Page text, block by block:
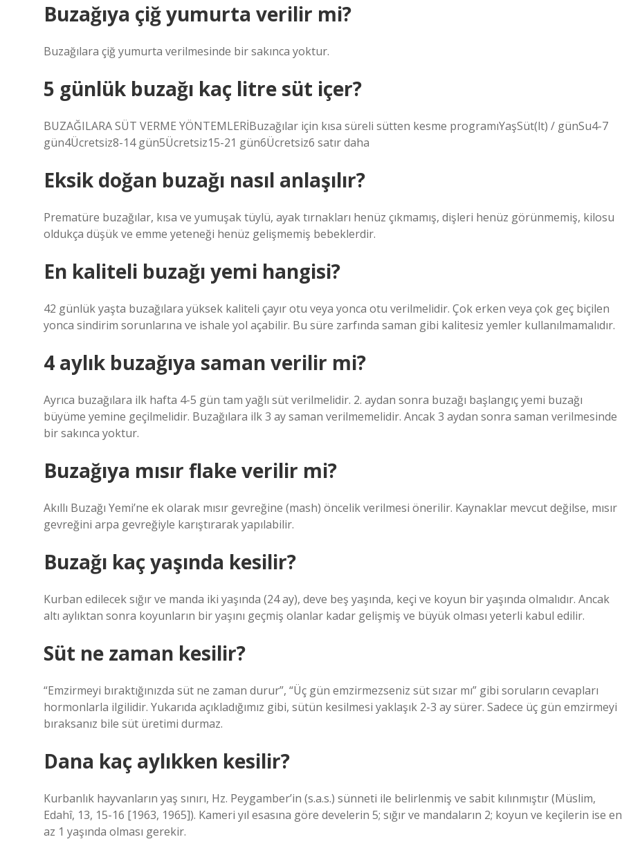
Buzağıya çiğ yumurta verilir mi?
Buzağılara çiğ yumurta verilmesinde bir sakınca yoktur.
5 günlük buzağı kaç litre süt içer?
BUZAĞILARA SÜT VERME YÖNTEMLERİBuzağılar için kısa süreli sütten kesme programıYaşSüt(lt) / günSu4-7
gün4Ücretsiz8-14 gün5Ücretsiz15-21 gün6Ücretsiz6 satır daha
Eksik doğan buzağı nasıl anlaşılır?
Prematüre buzağılar, kısa ve yumuşak tüylü, ayak tırnakları henüz çıkmamış, dişleri henüz görünmemiş, kilosu
oldukça düşük ve emme yeteneği henüz gelişmemiş bebeklerdir.
En kaliteli buzağı yemi hangisi?
42 günlük yaşta buzağılara yüksek kaliteli çayır otu veya yonca otu verilmelidir. Çok erken veya çok geç biçilen
yonca sindirim sorunlarına ve ishale yol açabilir. Bu süre zarfında saman gibi kalitesiz yemler kullanılmamalıdır.
4 aylık buzağıya saman verilir mi?
Ayrıca buzağılara ilk hafta 4-5 gün tam yağlı süt verilmelidir. 2. aydan sonra buzağı başlangıç ​​yemi buzağı
büyüme yemine geçilmelidir. Buzağılara ilk 3 ay saman verilmemelidir. Ancak 3 aydan sonra saman verilmesinde
bir sakınca yoktur.
Buzağıya mısır flake verilir mi?
Akıllı Buzağı Yemi’ne ek olarak mısır gevreğine (mash) öncelik verilmesi önerilir. Kaynaklar mevcut değilse, mısır
gevreğini arpa gevreğiyle karıştırarak yapılabilir.
Buzağı kaç yaşında kesilir?
Kurban edilecek sığır ve manda iki yaşında (24 ay), deve beş yaşında, keçi ve koyun bir yaşında olmalıdır. Ancak
altı aylıktan sonra koyunların bir yaşını geçmiş olanlar kadar gelişmiş ve büyük olması yeterli kabul edilir.
Süt ne zaman kesilir?
“Emzirmeyi bıraktığınızda süt ne zaman durur”, “Üç gün emzirmezseniz süt sızar mı” gibi soruların cevapları
hormonlarla ilgilidir. Yukarıda açıkladığımız gibi, sütün kesilmesi yaklaşık 2-3 ay sürer. Sadece üç gün emzirmeyi
bıraksanız bile süt üretimi durmaz.
Dana kaç aylıkken kesilir?
Kurbanlık hayvanların yaş sınırı, Hz. Peygamber’in (s.a.s.) sünneti ile belirlenmiş ve sabit kılınmıştır (Müslim,
Edahî, 13, 15-16 [1963, 1965]). Kameri yıl esasına göre develerin 5; sığır ve mandaların 2; koyun ve keçilerin ise en
az 1 yaşında olması gerekir.